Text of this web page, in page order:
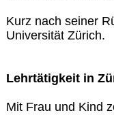
Kurz nach seiner
Universität Zürich.
Lehrtätigkeit in
Mit Frau und Kind